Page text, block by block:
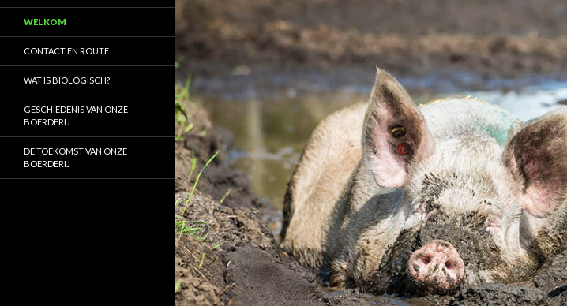
WELKOM
CONTACT EN ROUTE
WAT IS BIOLOGISCH?
GESCHIEDENIS VAN ONZE
BOERDERIJ
DE TOEKOMST VAN ONZE
BOERDERIJ